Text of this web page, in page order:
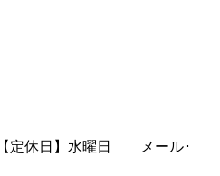
【定休日】水曜日
メール･